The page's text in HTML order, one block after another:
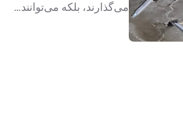
می‌گذارند، بلکه می‌توانند…